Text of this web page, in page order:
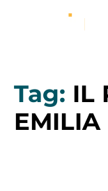
Tag: IL
EMILIA